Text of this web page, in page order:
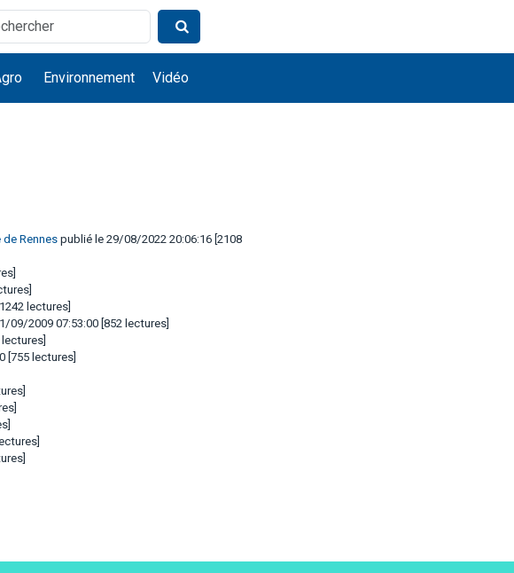
Environnement Vidéo
Rennespublié le 29/08/2022 20:06:16 [2108
lectures]
09/2009 07:53:00 [852 lectures]
[755 lectures]